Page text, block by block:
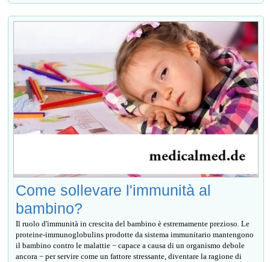
Come sollevare l'immunità al
bambino?
Il ruolo d'immunità in crescita del bambino è estremamente prezioso. Le
proteine-immunoglobulins prodotte da sistema immunitario mantengono
il bambino contro le malattie − capace a causa di un organismo debole
ancora − per servire come un fattore stressante, diventare la ragione di